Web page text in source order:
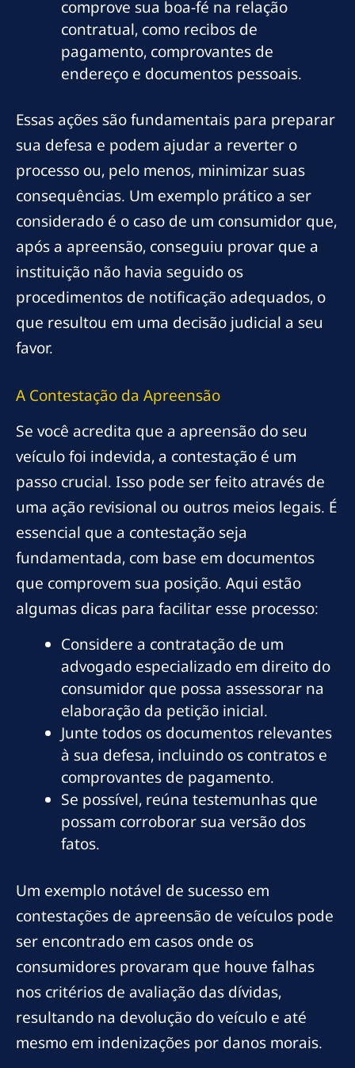
comprove sua boa-fé na relação
contratual, como recibos de
pagamento, comprovantes de
endereço e documentos pessoais.
Essas ações são fundamentais para preparar
sua defesa e podem ajudar a reverter o
processo ou, pelo menos, minimizar suas
consequências. Um exemplo prático a ser
considerado é o caso de um consumidor que,
após a apreensão, conseguiu provar que a
instituição não havia seguido os
procedimentos de notificação adequados, o
que resultou em uma decisão judicial a seu
favor.
A Contestação da Apreensão
Se você acredita que a apreensão do seu
veículo foi indevida, a contestação é um
passo crucial. Isso pode ser feito através de
uma ação revisional ou outros meios legais. É
essencial que a contestação seja
fundamentada, com base em documentos
que comprovem sua posição. Aqui estão
algumas dicas para facilitar esse processo:
Considere a contratação de um
advogado especializado em direito do
consumidor que possa assessorar na
elaboração da petição inicial.
Junte todos os documentos relevantes
à sua defesa, incluindo os contratos e
comprovantes de pagamento.
Se possível, reúna testemunhas que
possam corroborar sua versão dos
fatos.
Um exemplo notável de sucesso em
contestações de apreensão de veículos pode
ser encontrado em casos onde os
consumidores provaram que houve falhas
nos critérios de avaliação das dívidas,
resultando na devolução do veículo e até
mesmo em indenizações por danos morais.